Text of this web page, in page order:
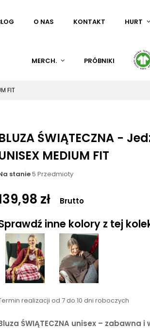
O NAS KONTAKT HURT
MERCH. PRÓBNIKI
FIT
ŚWIĄTECZNA -
MEDIUM FIT
stanie5 Przedmioty
zł Brutto
inne kolory z tej
realizacji od 7 do 10 dni roboczych
ŚWIĄTECZNA unisex – zabawna